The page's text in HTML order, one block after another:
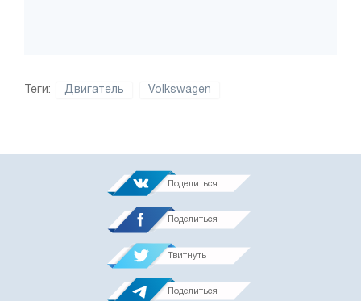
Теги: Двигатель Volkswagen
Поделиться
Поделиться
Твитнуть
Поделиться